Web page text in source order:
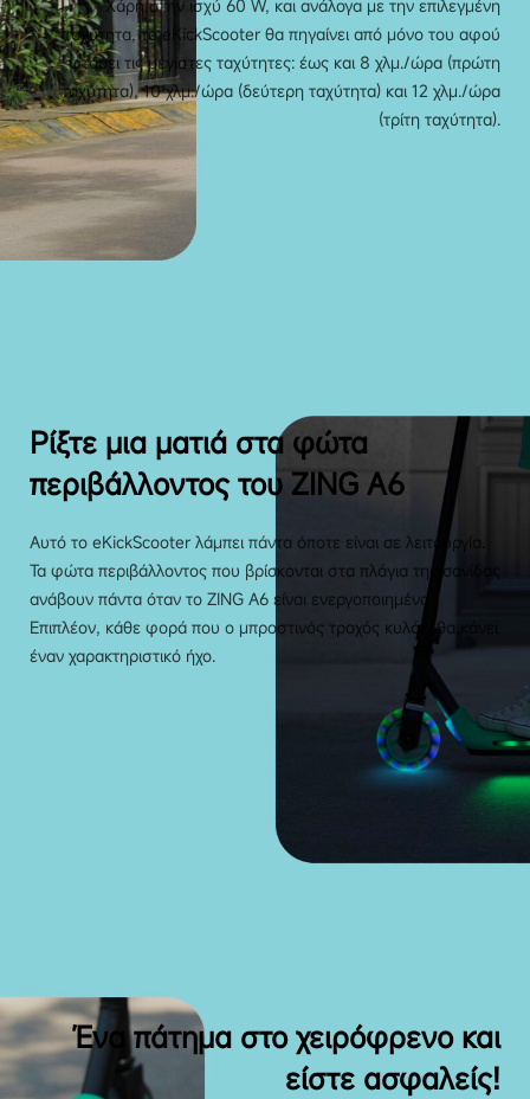
Χάρη στην ισχύ 60 W, και ανάλογα με την επιλεγμένη
ταχύτητα, το eKickScooter θα πηγαίνει από μόνο του αφού
φτάσει τις μέγιστες ταχύτητες: έως και 8 χλμ./ώρα (πρώτη
ταχύτητα), 10 χλμ./ώρα (δεύτερη ταχύτητα) και 12 χλμ./ώρα
(τρίτη ταχύτητα).
Ρίξτε μια ματιά στα φώτα
περιβάλλοντος του ZING A6
Αυτό το eKickScooter λάμπει πάντα όποτε είναι σε λειτουργία.
Τα φώτα περιβάλλοντος που βρίσκονται στα πλάγια της σανίδας
ανάβουν πάντα όταν το ZING A6 είναι ενεργοποιημένο.
Επιπλέον, κάθε φορά που ο μπροστινός τροχός κυλάει θα κάνει
έναν χαρακτηριστικό ήχο.
Ένα πάτημα στο χειρόφρενο και
είστε ασφαλείς!